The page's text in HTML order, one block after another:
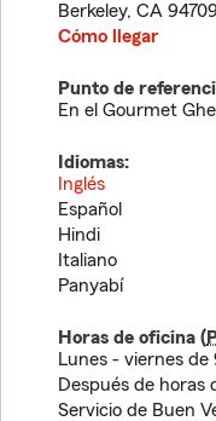
Berkeley, CA
Cómo llegar
Punto de
En el Gourmet
Idiomas:
Inglés
Español
Hindi
Italiano
Panyabí
Horas de oficina (
Lunes - viernes
Después de horas
Servicio de Buen